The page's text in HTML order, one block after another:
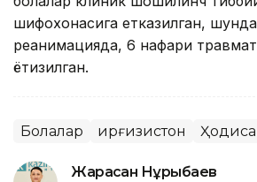
шифохонасига етказилган,
реанимацияда, 6 нафари
ётқизилган.
Болалар Қирғизистон Ҳодиса
Жарасқан Нұрыбаев